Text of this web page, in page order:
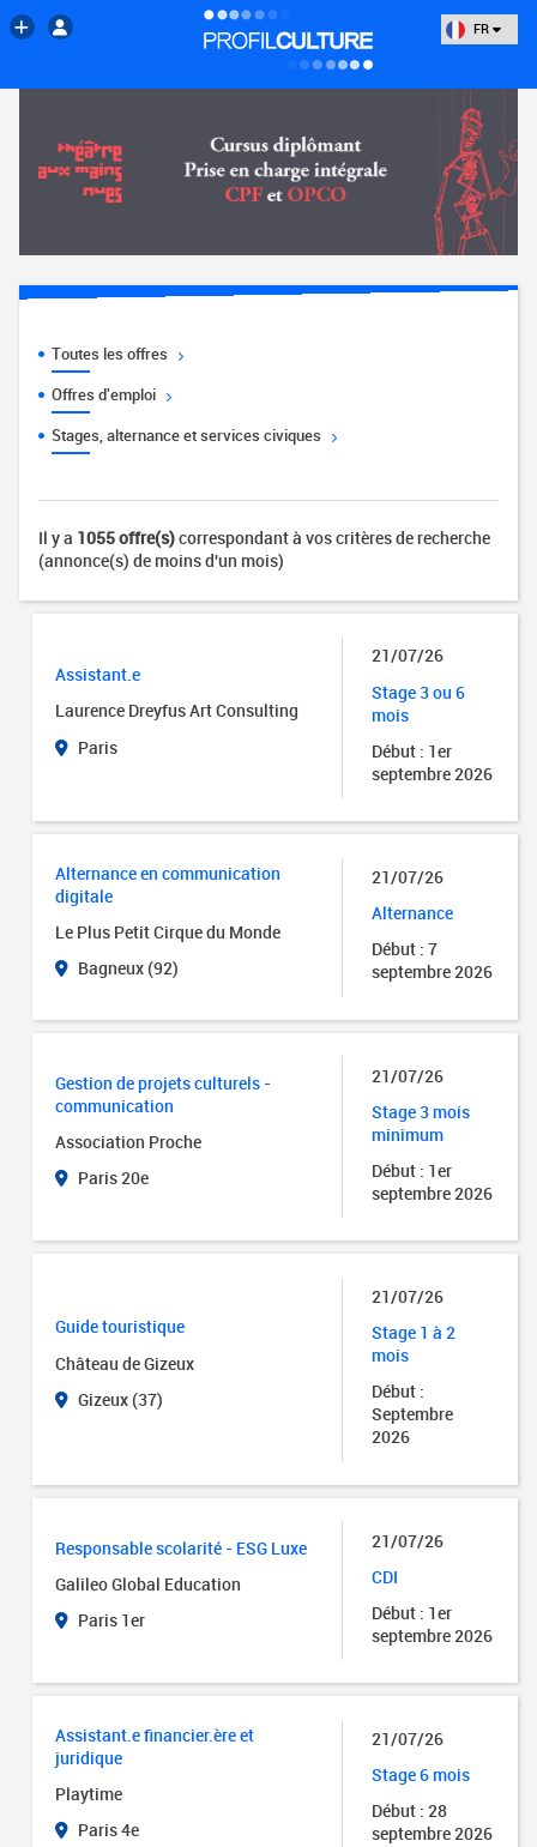
FR
Toutes les offres
Offres d'emploi
Stages, alternance et services civiques
Il y a 1055 offre(s)correspondant à vos critères de recherche
(annonce(s) de moins d'un mois)
Assistant.e
Laurence Dreyfus Art Consulting
Paris
21/07/26
Stage 3 ou 6
mois
Début : 1er
septembre 2026
Alternance en communication
digitale
Le Plus Petit Cirque du Monde
Bagneux (92)
21/07/26
Alternance
Début : 7
septembre 2026
Gestion de projets culturels -
communication
Association Proche
Paris 20e
21/07/26
Stage 3 mois
minimum
Début : 1er
septembre 2026
Guide touristique
Château de Gizeux
Gizeux (37)
21/07/26
Stage 1 à 2
mois
Début :
Septembre
2026
Responsable scolarité - ESG Luxe
Galileo Global Education
Paris 1er
21/07/26
CDI
Début : 1er
septembre 2026
Assistant.e financier.ère et
juridique
Playtime
Paris 4e
21/07/26
Stage 6 mois
Début : 28
septembre 2026